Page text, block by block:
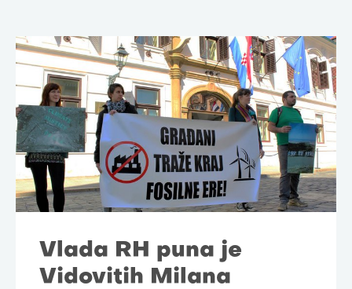
Vlada RH puna je
Vidovitih Milana